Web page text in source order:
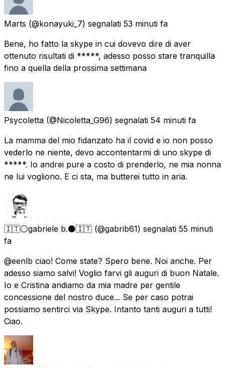
Marts (@konayuki_7) segnalati 53 minuti fa
Bene, ho fatto la skype in cui dovevo dire di aver
ottenuto risultati di *****, adesso posso stare tranquilla
fino a quella della prossima settimana
Psycoletta (@Nicoletta_G96) segnalati 54 minuti fa
La mamma del mio fidanzato ha il covid e io non posso
vederlo ne niente, devo accontentarmi di uno skype di
*****. Io andrei pure a costo di prenderlo, ne mia nonna
ne lui vogliono. E ci sta, ma butterei tutto in aria.
🇮🇹⚪gabriele b.⚫🇮🇹 (@gabrib61) segnalati 55 minuti
fa
@eenlb ciao! Come state? Spero bene. Noi anche. Per
adesso siamo salvi! Voglio farvi gli auguri di buon Natale.
Io e Cristina andiamo da mia madre per gentile
concessione del nostro duce... Se per caso potrai
possiamo sentirci via Skype. Intanto tanti auguri a tutti!
Ciao.